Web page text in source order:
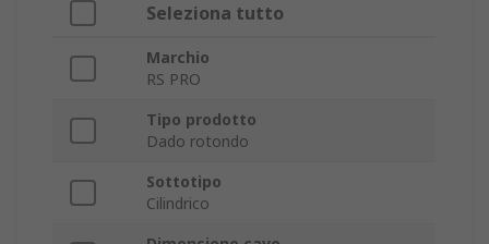
Seleziona tutto
Marchio
RS PRO
Tipo prodotto
Dado rotondo
Sottotipo
Cilindrico